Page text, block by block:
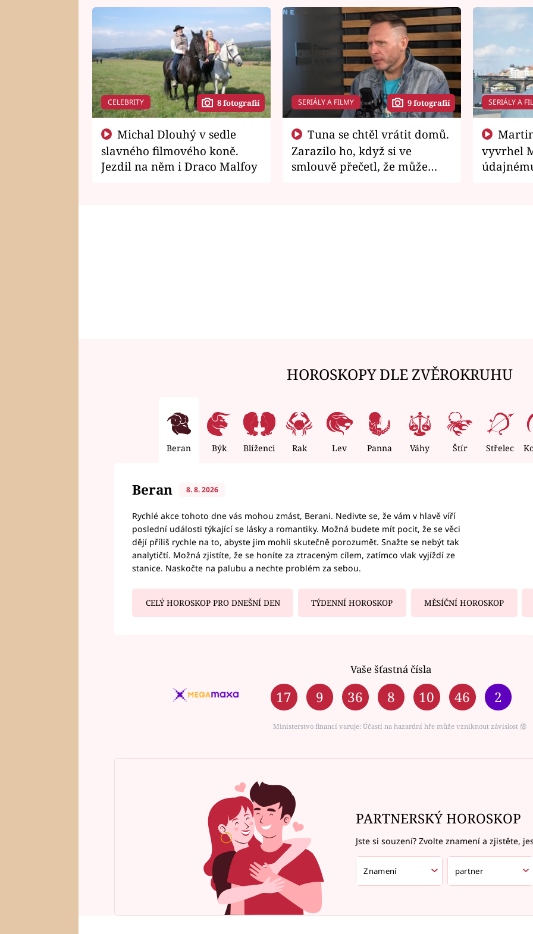
CELEBRITY 8 fotografií
slavného filmového koně.
Jezdil na něm i Draco Malfoy
SERIÁLY A FILMY 9 fotografií
Zarazilo ho, když si ve
smlouvě přečetl, že může
SERIÁLY A
vyvrhel
HOROSKOPY DLE ZVĚROKRUHU
Beran Býk Blíženci Rak Lev Panna Váhy Štír Střelec
Beran 8. 8. 2026
Rychlé akce tohoto dne vás mohou zmást, Berani. Nedivte se, že vám v hlavě víří
poslední události týkající se lásky a romantiky. Možná budete mít pocit, že se věci
dějí příliš rychle na to, abyste jim mohli skutečně porozumět. Snažte se nebýt tak
analytičtí. Možná zjistíte, že se honíte za ztraceným cílem, zatímco vlak vyjíždí ze
stanice. Naskočte na palubu a nechte problém za sebou.
CELÝ HOROSKOP PRO DNEŠNÍ DEN TÝDENNÍ HOROSKOP MĚSÍČNÍ HOROSKOP
Vaše šťastná čísla
17 9 36 8 10 46 2
Ministerstvo financí varuje: Účastí na hazardní hře může vzniknout závislost ⑱
PARTNERSKÝ HOROSKOP
Jste si souzení? Zvolte znamení a zjistěte,